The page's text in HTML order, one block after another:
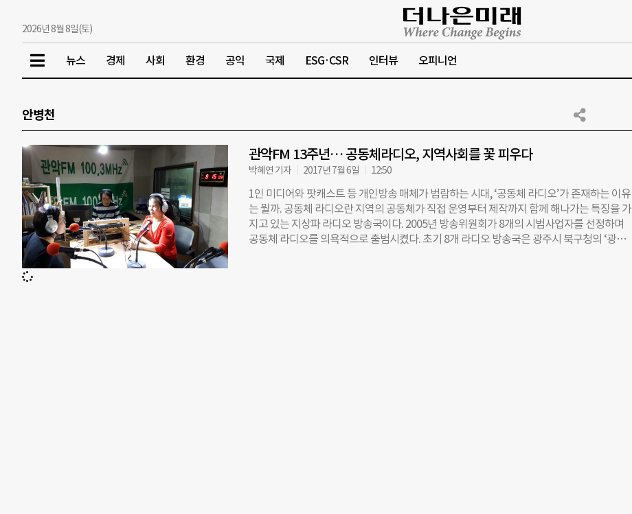
2026년 8월 8일(토)
뉴스 경제 사회 환경 공익 국제 ESG·CSR 인터뷰 오피니언
안병천
관악FM 13주년… 공동체라디오, 지역사회를 꽃 피우다
박혜연 기자 2017년 7월 6일 12:50
1인 미디어와 팟캐스트 등 개인방송 매체가 범람하는 시대, ‘공동체 라디오’가 존재하는 이유
는 뭘까. 공동체 라디오란 지역의 공동체가 직접 운영부터 제작까지 함께 해나가는 특징을 가
지고 있는 지상파 라디오 방송국이다. 2005년 방송위원회가 8개의 시범사업자를 선정하며
공동체 라디오를 의욕적으로 출범시켰다. 초기 8개 라디오 방송국은 광주시 북구청의 ‘광주